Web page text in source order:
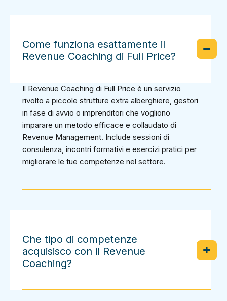
Come funziona esattamente il
Revenue Coaching di Full Price?
Il Revenue Coaching di Full Price è un servizio
rivolto a piccole strutture extra alberghiere, gestori
in fase di avvio o imprenditori che vogliono
imparare un metodo efficace e collaudato di
Revenue Management. Include sessioni di
consulenza, incontri formativi e esercizi pratici per
migliorare le tue competenze nel settore.
Che tipo di competenze
acquisisco con il Revenue
Coaching?